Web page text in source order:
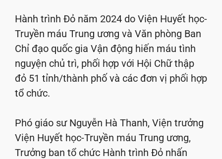
Hành trình Đỏ năm 2024 do Viện Huyết học-
Truyền máu Trung ương và Văn phòng Ban
Chỉ đạo quốc gia Vận động hiến máu tình
nguyện chủ trì, phối hợp với Hội Chữ thập
đỏ 51 tỉnh/thành phố và các đơn vị phối hợp
tổ chức.
Phó giáo sư Nguyễn Hà Thanh, Viện trưởng
Viện Huyết học-Truyền máu Trung ương,
Trưởng ban tổ chức Hành trình Đỏ nhấn